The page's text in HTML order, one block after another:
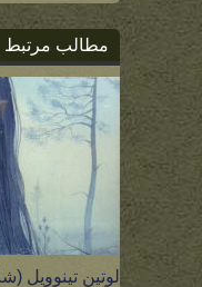
مطالب مرتبط
لوتین تینوویل